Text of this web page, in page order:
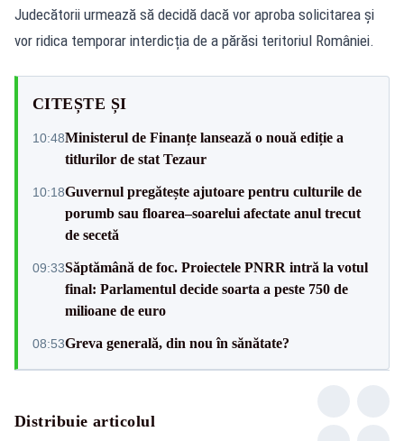
Judecătorii urmează să decidă dacă vor aproba solicitarea și
vor ridica temporar interdicția de a părăsi teritoriul României.
CITEȘTE ȘI
10:48Ministerul de Finanțe lansează o nouă ediție a
titlurilor de stat Tezaur
10:18Guvernul pregătește ajutoare pentru culturile de
porumb sau floarea–soarelui afectate anul trecut
de secetă
09:33Săptămână de foc. Proiectele PNRR intră la votul
final: Parlamentul decide soarta a peste 750 de
milioane de euro
08:53Greva generală, din nou în sănătate?
Distribuie articolul